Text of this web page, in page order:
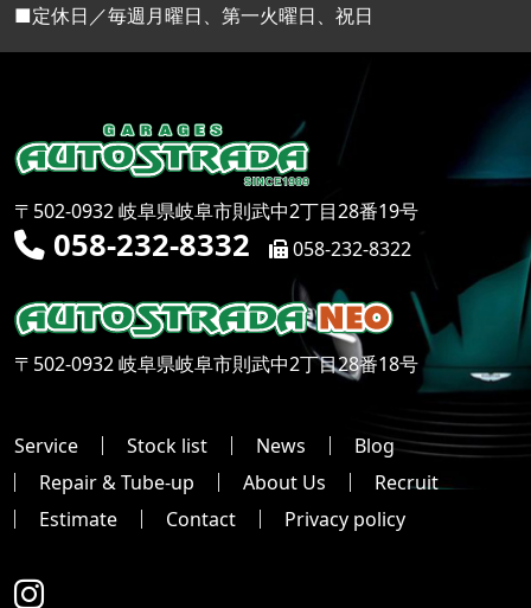
■定休日／毎週月曜日、第一火曜日、祝日
〒502-0932 岐阜県岐阜市則武中2丁目28番19号
058-232-8332 058-232-8322
〒502-0932 岐阜県岐阜市則武中2丁目28番18号
Service Stock list News
Blog
Repair & Tube-up
About Us
Recruit
Estimate
Contact Privacy policy